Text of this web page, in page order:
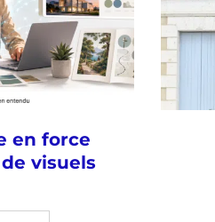
en force
visuels